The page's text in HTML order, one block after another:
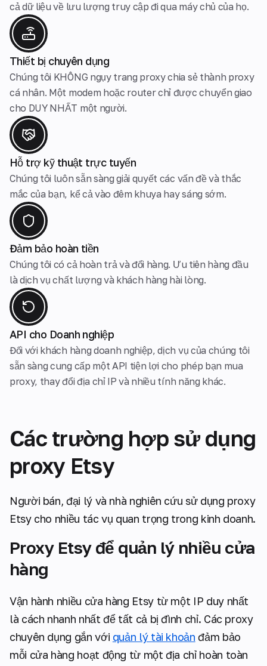
cả dữ liệu về lưu lượng truy cập đi qua máy chủ của họ.
Thiết bị chuyên dụng
Chúng tôi KHÔNG ngụy trang proxy chia sẻ thành proxy
cá nhân. Một modem hoặc router chỉ được chuyển giao
cho DUY NHẤT một người.
Hỗ trợ kỹ thuật trực tuyến
Chúng tôi luôn sẵn sàng giải quyết các vấn đề và thắc
mắc của bạn, kể cả vào đêm khuya hay sáng sớm.
Đảm bảo hoàn tiền
Chúng tôi có cả hoàn trả và đổi hàng. Ưu tiên hàng đầu
là dịch vụ chất lượng và khách hàng hài lòng.
API cho Doanh nghiệp
Đối với khách hàng doanh nghiệp, dịch vụ của chúng tôi
sẵn sàng cung cấp một API tiện lợi cho phép bạn mua
proxy, thay đổi địa chỉ IP và nhiều tính năng khác.
Các trường hợp sử dụng
proxy Etsy
Người bán, đại lý và nhà nghiên cứu sử dụng proxy
Etsy cho nhiều tác vụ quan trọng trong kinh doanh.
Proxy Etsy để quản lý nhiều cửa
hàng
Vận hành nhiều cửa hàng Etsy từ một IP duy nhất
là cách nhanh nhất để tất cả bị đình chỉ. Các proxy
chuyên dụng gắn với quản lý tài khoản đảm bảo
mỗi cửa hàng hoạt động từ một địa chỉ hoàn toàn